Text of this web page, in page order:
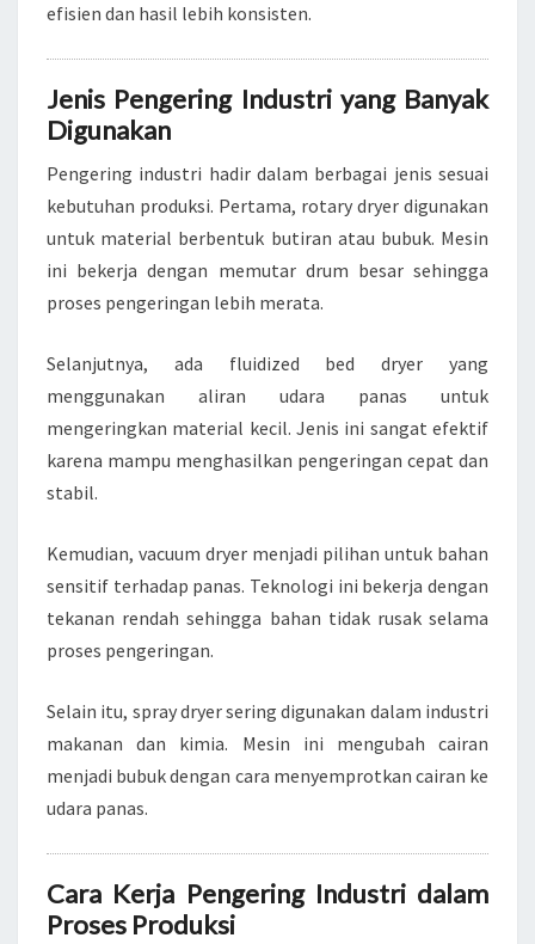
efisien dan hasil lebih konsisten.
Jenis Pengering Industri yang Banyak
Digunakan
Pengering industri hadir dalam berbagai jenis sesuai
kebutuhan produksi. Pertama, rotary dryer digunakan
untuk material berbentuk butiran atau bubuk. Mesin
ini bekerja dengan memutar drum besar sehingga
proses pengeringan lebih merata.
Selanjutnya, ada fluidized bed dryer yang
menggunakan aliran udara panas untuk
mengeringkan material kecil. Jenis ini sangat efektif
karena mampu menghasilkan pengeringan cepat dan
stabil.
Kemudian, vacuum dryer menjadi pilihan untuk bahan
sensitif terhadap panas. Teknologi ini bekerja dengan
tekanan rendah sehingga bahan tidak rusak selama
proses pengeringan.
Selain itu, spray dryer sering digunakan dalam industri
makanan dan kimia. Mesin ini mengubah cairan
menjadi bubuk dengan cara menyemprotkan cairan ke
udara panas.
Cara Kerja Pengering Industri dalam
Proses Produksi